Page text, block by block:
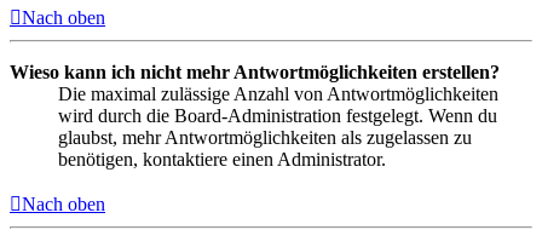
Nach oben
Wieso kann ich nicht mehr Antwortmöglichkeiten erstellen?
Die maximal zulässige Anzahl von Antwortmöglichkeiten
wird durch die Board-Administration festgelegt. Wenn du
glaubst, mehr Antwortmöglichkeiten als zugelassen zu
benötigen, kontaktiere einen Administrator.
Nach oben